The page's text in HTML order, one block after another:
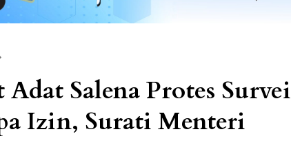
Salena Protes Survei
Izin, Surati Menteri